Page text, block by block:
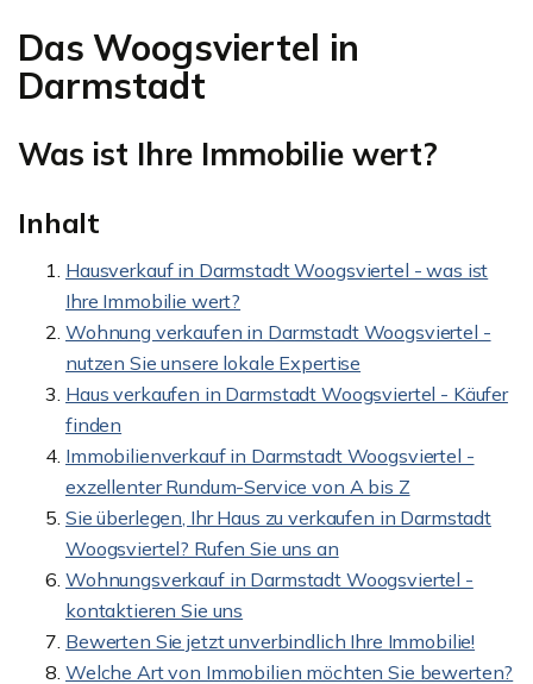
Das Woogsviertel in
Darmstadt
Was ist Ihre Immobilie wert?
Inhalt
Hausverkauf in Darmstadt Woogsviertel - was ist
Ihre Immobilie wert?
Wohnung verkaufen in Darmstadt Woogsviertel -
nutzen Sie unsere lokale Expertise
Haus verkaufen in Darmstadt Woogsviertel - Käufer
finden
Immobilienverkauf in Darmstadt Woogsviertel -
exzellenter Rundum-Service von A bis Z
Sie überlegen, Ihr Haus zu verkaufen in Darmstadt
Woogsviertel? Rufen Sie uns an
Wohnungsverkauf in Darmstadt Woogsviertel -
kontaktieren Sie uns
Bewerten Sie jetzt unverbindlich Ihre Immobilie!
Welche Art von Immobilien möchten Sie bewerten?